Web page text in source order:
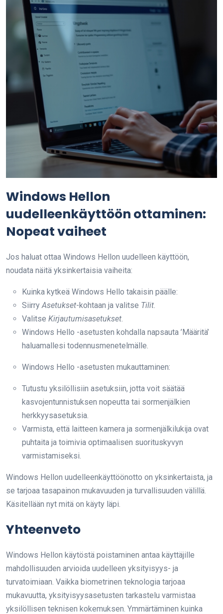
Windows Hellon
uudelleenkäyttöön ottaminen:
Nopeat vaiheet
Jos haluat ottaa Windows Hellon uudelleen käyttöön,
noudata näitä yksinkertaisia vaiheita:
Kuinka kytkeä Windows Hello takaisin päälle:
SiirryAsetukset-kohtaan ja valitse Tilit.
Valitse Kirjautumisasetukset.
Windows Hello -asetusten kohdalla napsauta ’Määritä’
haluamallesi todennusmenetelmälle.
Windows Hello -asetusten mukauttaminen:
Tutustu yksilöllisiin asetuksiin, jotta voit säätää
kasvojentunnistuksen nopeutta tai sormenjälkien
herkkyysasetuksia.
Varmista, että laitteen kamera ja sormenjälkilukija ovat
puhtaita ja toimivia optimaalisen suorituskyvyn
varmistamiseksi.
Windows Hellon uudelleenkäyttöönotto on yksinkertaista, ja
se tarjoaa tasapainon mukavuuden ja turvallisuuden välillä.
Käsitellään nyt mitä on käyty läpi.
Yhteenveto
Windows Hellon käytöstä poistaminen antaa käyttäjille
mahdollisuuden arvioida uudelleen yksityisyys- ja
turvatoimiaan. Vaikka biometrinen teknologia tarjoaa
mukavuutta, yksityisyysasetusten tarkastelu varmistaa
yksilöllisen teknisen kokemuksen. Ymmärtäminen kuinka